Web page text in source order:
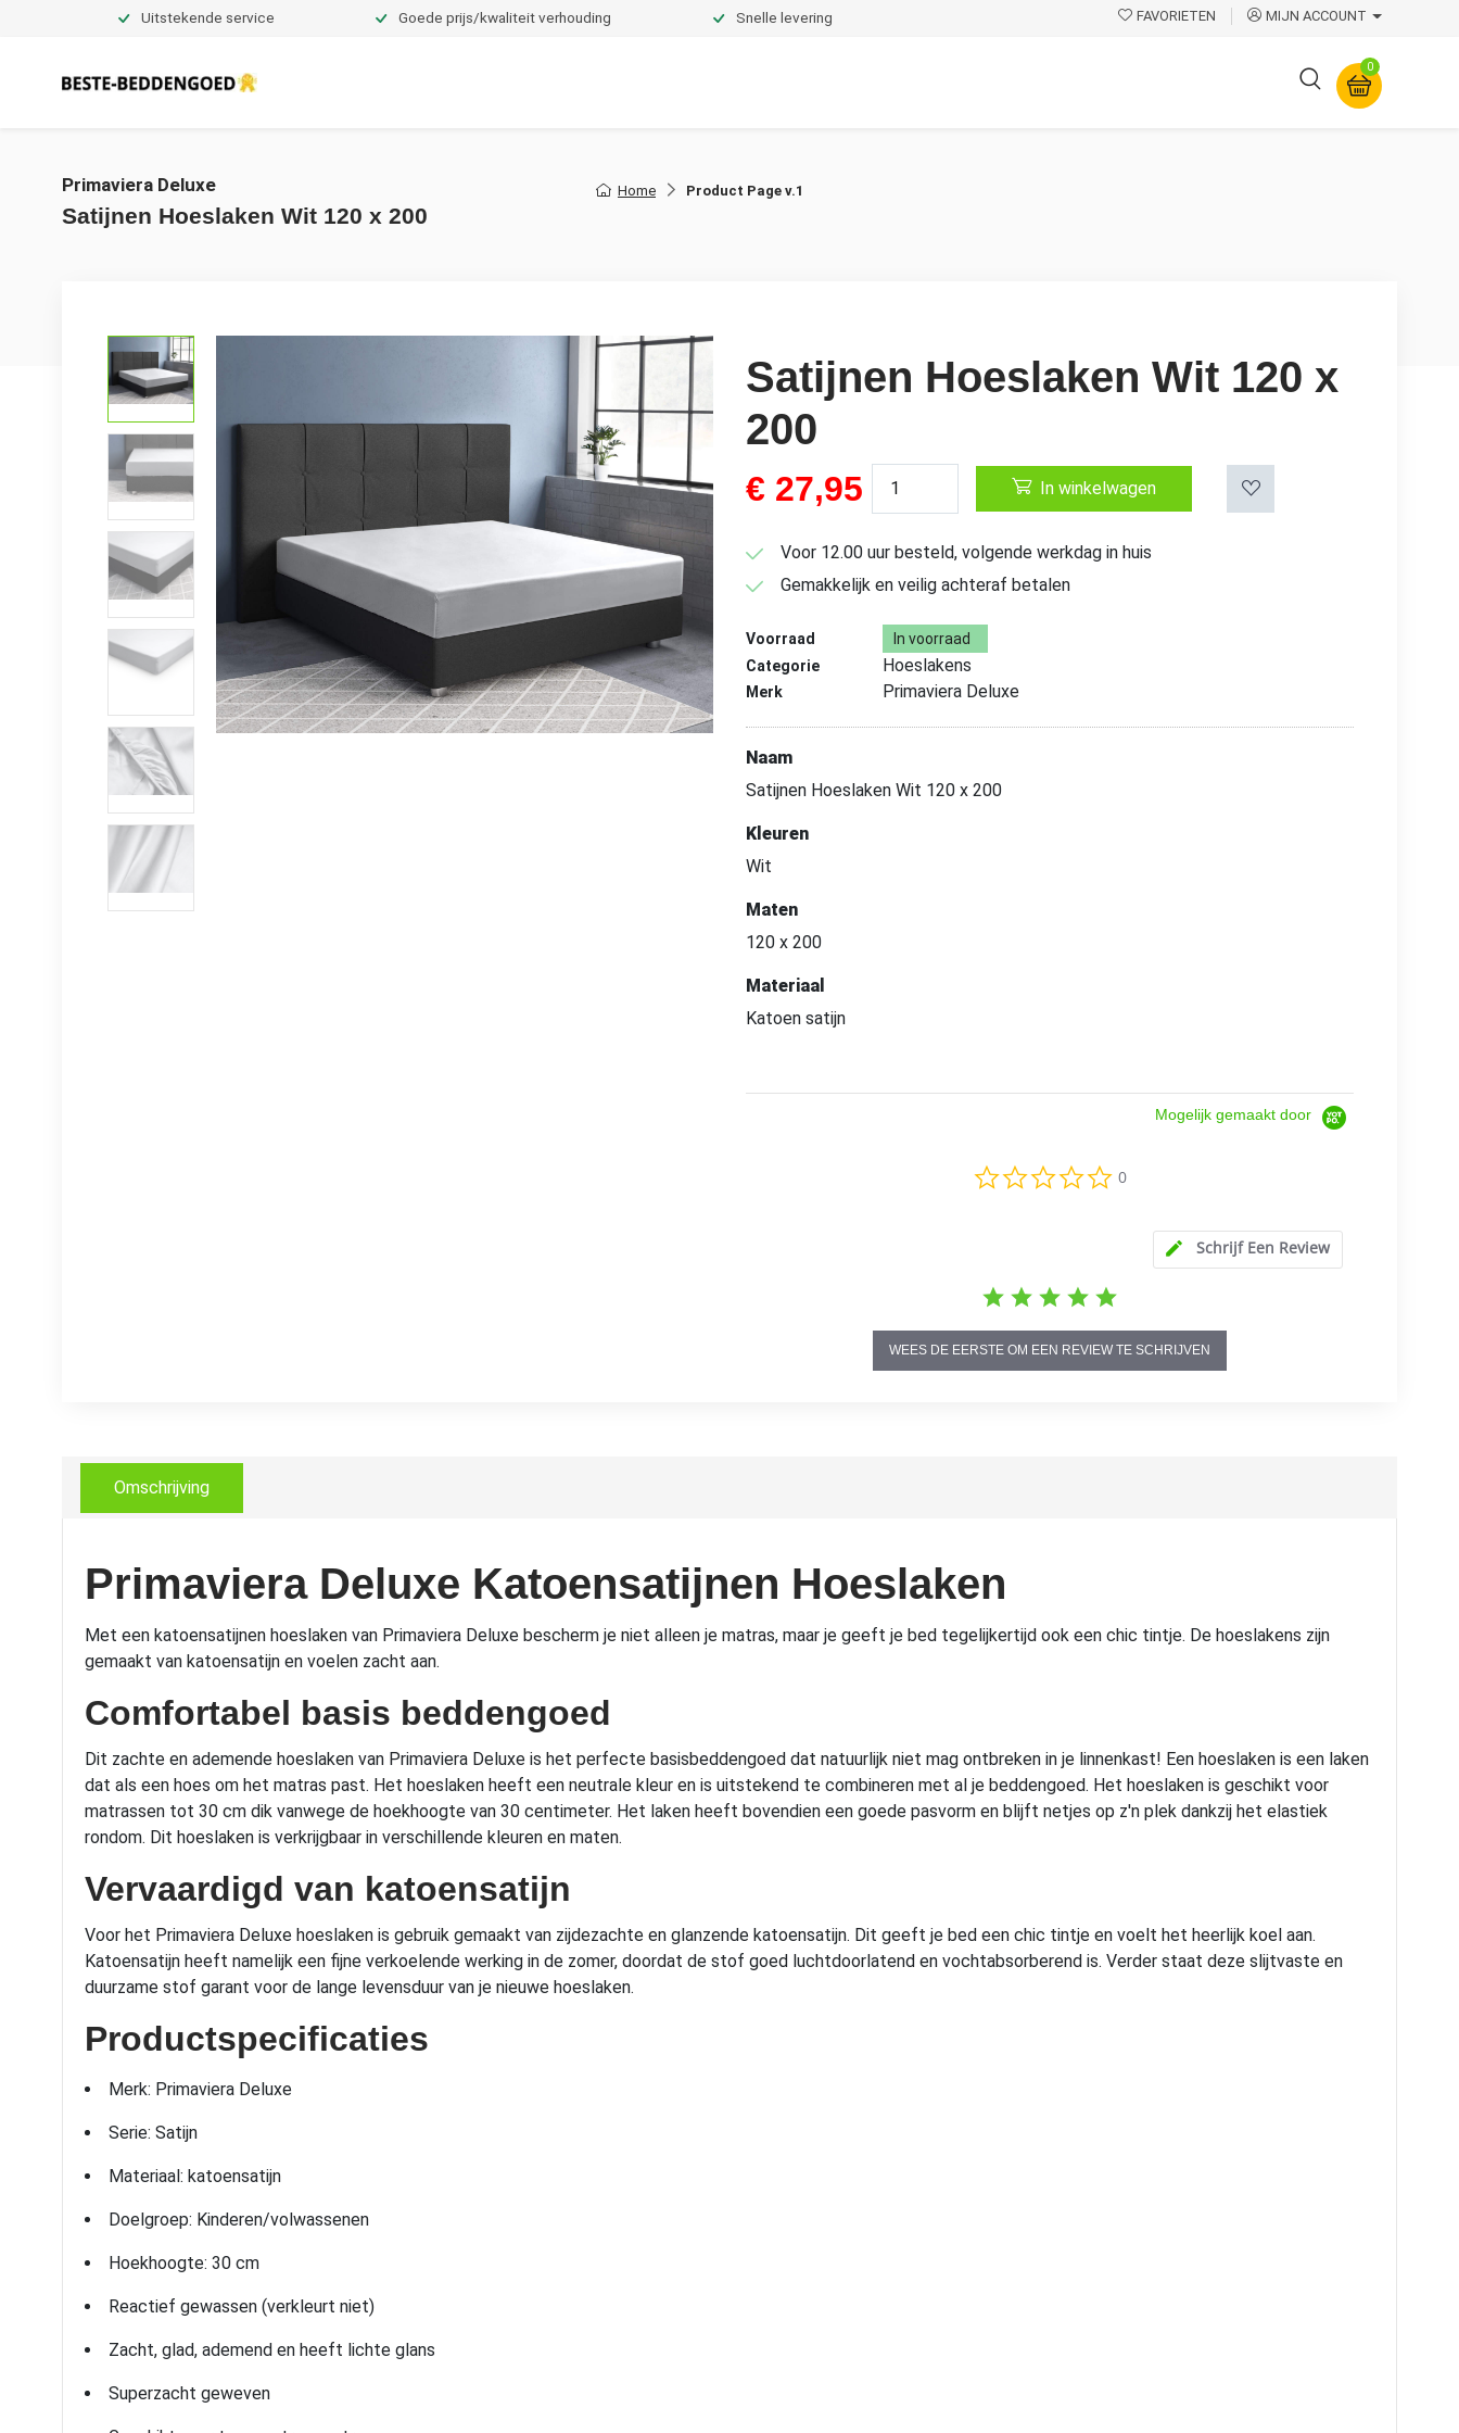
Uitstekende service Goede prijs/kwaliteit verhouding Snelle levering FAVORIETEN MIJN ACCOUNT
0
Home Product Page v.1
Primaviera Deluxe
Satijnen Hoeslaken Wit 120 x 200
Satijnen Hoeslaken Wit 120 x
200
€ 27,95 In winkelwagen
Voor 12.00 uur besteld, volgende werkdag in huis
Gemakkelijk en veilig achteraf betalen
Voorraad
In voorraad
Categorie
Hoeslakens
Merk Primaviera Deluxe
Naam
Satijnen Hoeslaken Wit 120 x 200
Kleuren
Wit
Maten
120 x 200
Materiaal
Katoen satijn
Mogelijk gemaakt door
star
0
Schrijf Een Review
WEES DE EERSTE OM EEN REVIEW TE SCHRIJVEN
Omschrijving
Primaviera Deluxe Katoensatijnen Hoeslaken
Met een katoensatijnen hoeslaken van Primaviera Deluxe bescherm je niet alleen je matras, maar je geeft je bed tegelijkertijd ook een chic tintje. De hoeslakens zijn
gemaakt van katoensatijn en voelen zacht aan.
Comfortabel basis beddengoed
Dit zachte en ademende hoeslaken van Primaviera Deluxe is het perfecte basisbeddengoed dat natuurlijk niet mag ontbreken in je linnenkast! Een hoeslaken is een laken
dat als een hoes om het matras past. Het hoeslaken heeft een neutrale kleur en is uitstekend te combineren met al je beddengoed. Het hoeslaken is geschikt voor
matrassen tot 30 cm dik vanwege de hoekhoogte van 30 centimeter. Het laken heeft bovendien een goede pasvorm en blijft netjes op z'n plek dankzij het elastiek
rondom. Dit hoeslaken is verkrijgbaar in verschillende kleuren en maten.
Vervaardigd van katoensatijn
Voor het Primaviera Deluxe hoeslaken is gebruik gemaakt van zijdezachte en glanzende katoensatijn. Dit geeft je bed een chic tintje en voelt het heerlijk koel aan.
Katoensatijn heeft namelijk een fijne verkoelende werking in de zomer, doordat de stof goed luchtdoorlatend en vochtabsorberend is. Verder staat deze slijtvaste en
duurzame stof garant voor de lange levensduur van je nieuwe hoeslaken.
Productspecificaties
Merk: Primaviera Deluxe
Serie: Satijn
Materiaal: katoensatijn
Doelgroep: Kinderen/volwassenen
Hoekhoogte: 30 cm
Reactief gewassen (verkleurt niet)
Zacht, glad, ademend en heeft lichte glans
Superzacht geweven